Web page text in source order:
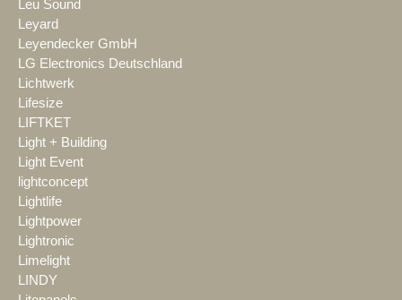
Leu Sound
Leyard
Leyendecker GmbH
LG Electronics Deutschland
Lichtwerk
Lifesize
LIFTKET
Light + Building
Light Event
lightconcept
Lightlife
Lightpower
Lightronic
Limelight
LINDY